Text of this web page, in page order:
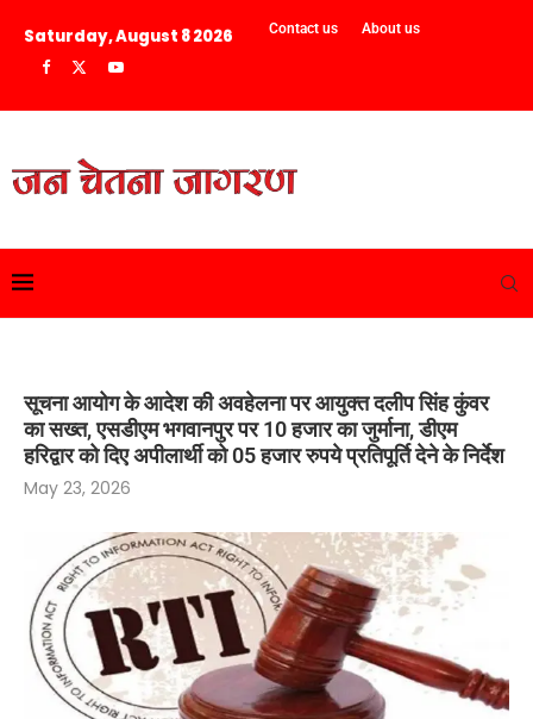
Saturday, August 8 2026 Contact us About us
सूचना आयोग के आदेश की अवहेलना पर आयुक्त दलीप सिंह कुंवर
का सख्त, एसडीएम भगवानपुर पर 10 हजार का जुर्माना, डीएम
हरिद्वार को दिए अपीलार्थी को 05 हजार रुपये प्रतिपूर्ति देने के निर्देश
May 23, 2026